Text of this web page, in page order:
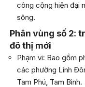
công cộng hiện đại
sông.
Phân vùng số 2:
đô thị mới
Phạm vi: Bao gồm
các phường Linh
Tam Phú, Tam Bình.